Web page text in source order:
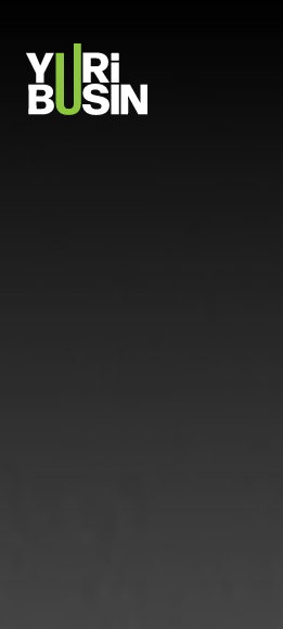
PULAR PARA O CONTEÚDO